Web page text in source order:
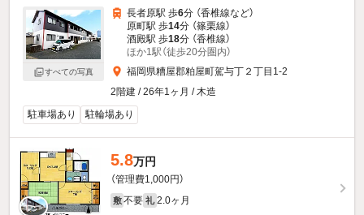
すべての写真
長者原駅 歩6分 （香椎線など）
原町駅 歩14分 （篠栗線）
酒殿駅 歩18分 （香椎線）
ほか1駅（徒歩20分圏内）
福岡県糟屋郡粕屋町駕与丁２丁目1-2
2階建 / 26年1ヶ月 / 木造
駐車場あり
駐輪場あり
5.8万円
（管理費1,000円）
敷 不要 礼 2.0ヶ月